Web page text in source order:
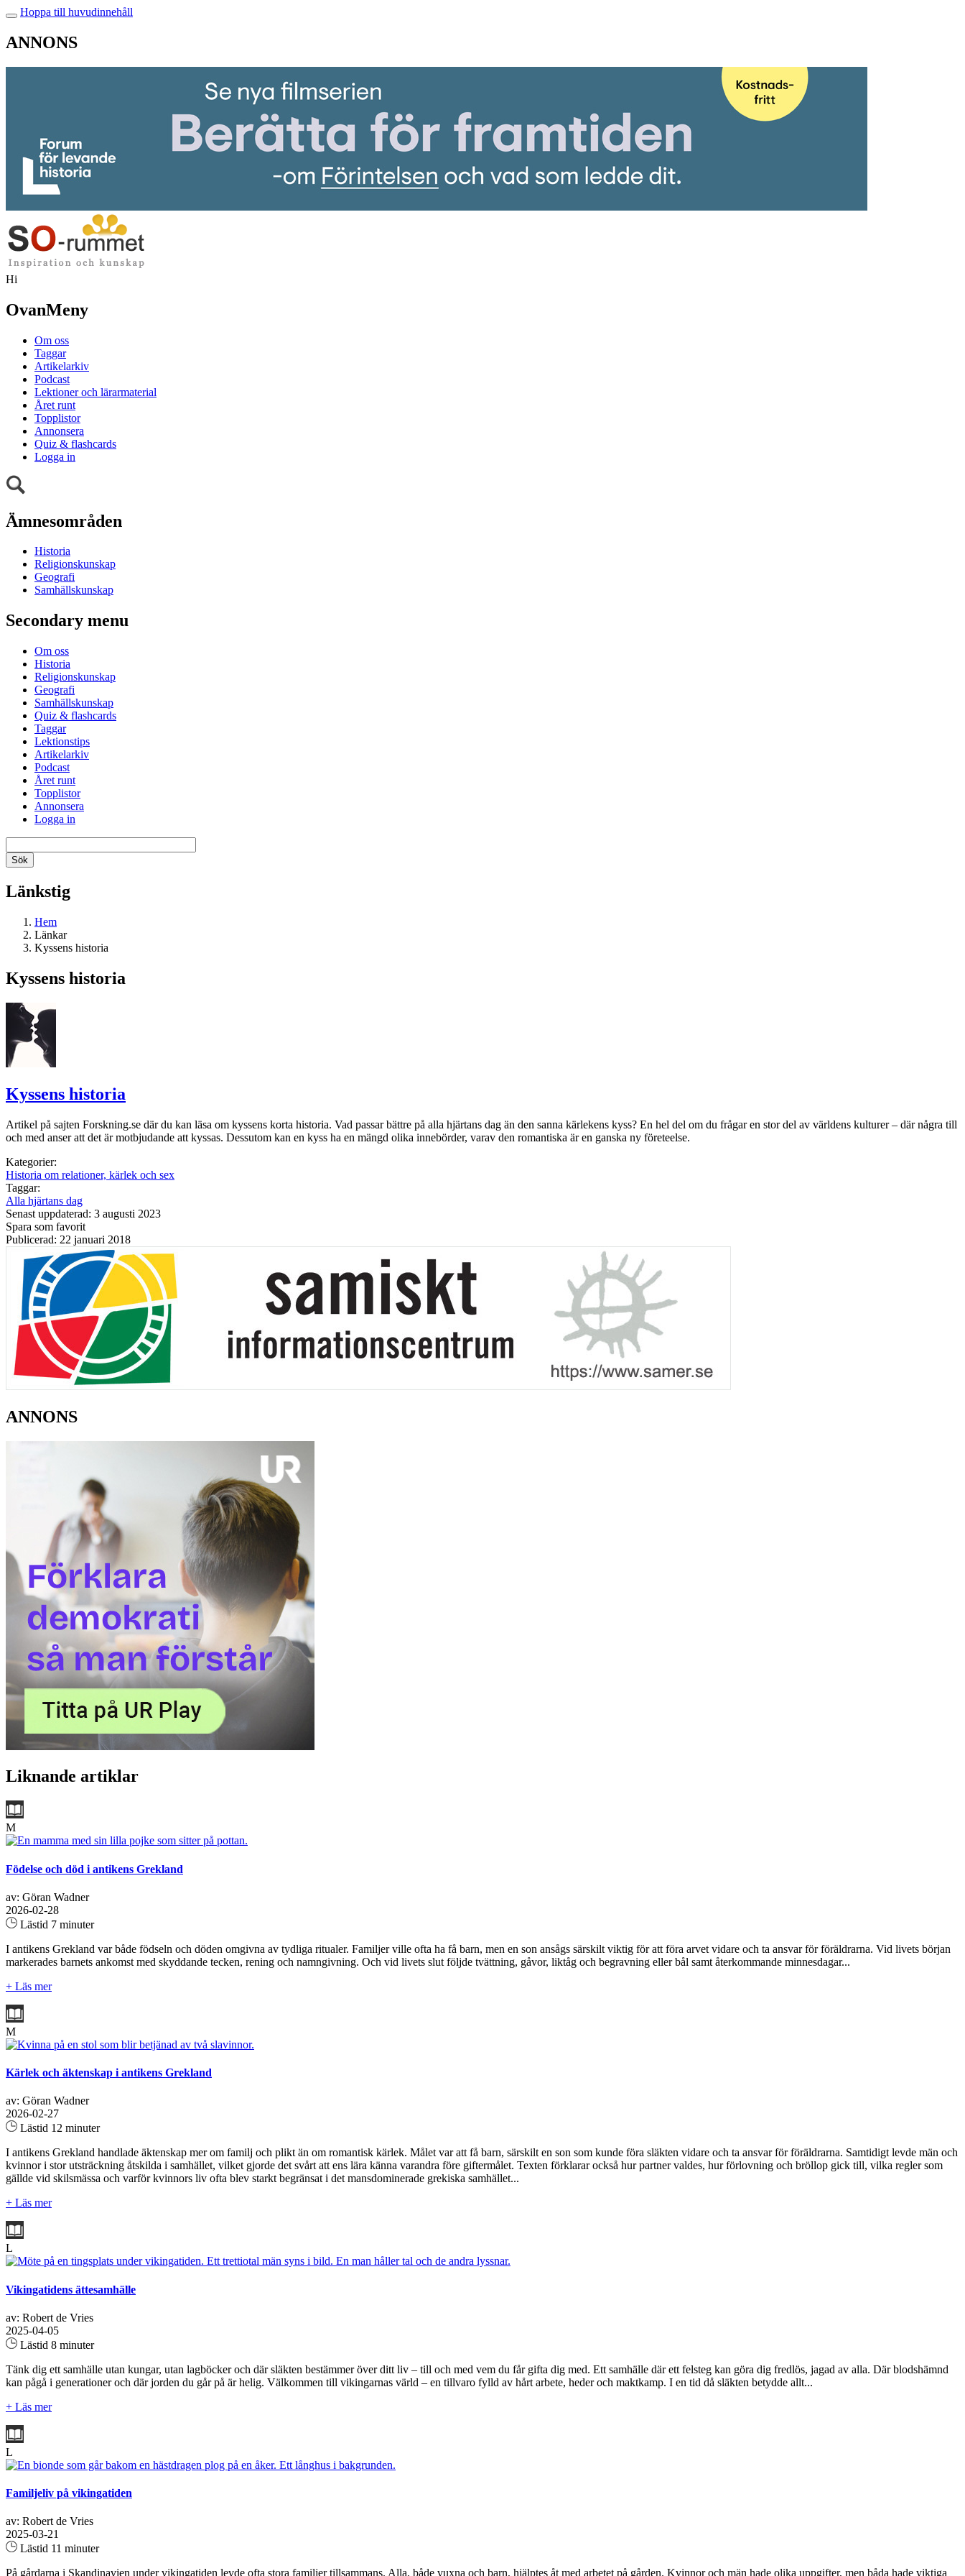
Hoppa till huvudinnehåll
ANNONS
Hi
OvanMeny
Om oss
Taggar
Artikelarkiv
Podcast
Lektioner och lärarmaterial
Året runt
Topplistor
Annonsera
Quiz & flashcards
Logga in
Ämnesområden
Historia
Religionskunskap
Geografi
Samhällskunskap
Secondary menu
Om oss
Historia
Religionskunskap
Geografi
Samhällskunskap
Quiz & flashcards
Taggar
Lektionstips
Artikelarkiv
Podcast
Året runt
Topplistor
Annonsera
Logga in
Länkstig
Hem
Länkar
Kyssens historia
Kyssens historia
Kyssens historia
Artikel på sajten Forskning.se där du kan läsa om kyssens korta historia. Vad passar bättre på alla hjärtans dag än den sanna kärlekens kyss? En hel del om du frågar en stor del av världens kulturer – där några till
och med anser att det är motbjudande att kyssas. Dessutom kan en kyss ha en mängd olika innebörder, varav den romantiska är en ganska ny företeelse.
Kategorier:
Historia om relationer, kärlek och sex
Taggar:
Alla hjärtans dag
Senast uppdaterad: 3 augusti 2023
Spara som favorit
Publicerad: 22 januari 2018
ANNONS
Liknande artiklar
M
Födelse och död i antikens Grekland
av: Göran Wadner
2026-02-28
Lästid 7 minuter
I antikens Grekland var både födseln och döden omgivna av tydliga ritualer. Familjer ville ofta ha få barn, men en son ansågs särskilt viktig för att föra arvet vidare och ta ansvar för föräldrarna. Vid livets början
markerades barnets ankomst med skyddande tecken, rening och namngivning. Och vid livets slut följde tvättning, gåvor, liktåg och begravning eller bål samt återkommande minnesdagar...
+ Läs mer
M
Kärlek och äktenskap i antikens Grekland
av: Göran Wadner
2026-02-27
Lästid 12 minuter
I antikens Grekland handlade äktenskap mer om familj och plikt än om romantisk kärlek. Målet var att få barn, särskilt en son som kunde föra släkten vidare och ta ansvar för föräldrarna. Samtidigt levde män och
kvinnor i stor utsträckning åtskilda i samhället, vilket gjorde det svårt att ens lära känna varandra före giftermålet. Texten förklarar också hur partner valdes, hur förlovning och bröllop gick till, vilka regler som
gällde vid skilsmässa och varför kvinnors liv ofta blev starkt begränsat i det mansdominerade grekiska samhället...
+ Läs mer
L
Vikingatidens ättesamhälle
av: Robert de Vries
2025-04-05
Lästid 8 minuter
Tänk dig ett samhälle utan kungar, utan lagböcker och där släkten bestämmer över ditt liv – till och med vem du får gifta dig med. Ett samhälle där ett felsteg kan göra dig fredlös, jagad av alla. Där blodshämnd
kan pågå i generationer och där jorden du går på är helig. Välkommen till vikingarnas värld – en tillvaro fylld av hårt arbete, heder och maktkamp. I en tid då släkten betydde allt...
+ Läs mer
L
Familjeliv på vikingatiden
av: Robert de Vries
2025-03-21
Lästid 11 minuter
På gårdarna i Skandinavien under vikingatiden levde ofta stora familjer tillsammans. Alla, både vuxna och barn, hjälptes åt med arbetet på gården. Kvinnor och män hade olika uppgifter, men båda hade viktiga